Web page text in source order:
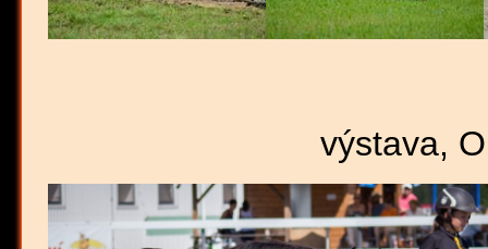
výstava,